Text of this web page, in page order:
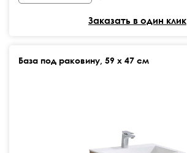
Заказать в один клик
База под раковину, 59 х 47 см